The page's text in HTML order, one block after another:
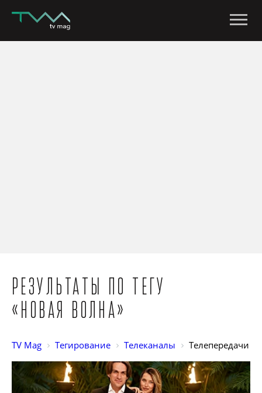
Результаты по тегу
«Новая волна»
TV Mag Тегирование Телеканалы Телепередачи